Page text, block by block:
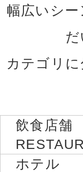
幅広いシ
カテゴリ
飲食店舗
ホテル